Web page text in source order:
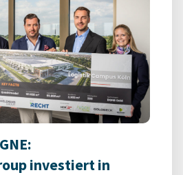
investiert in